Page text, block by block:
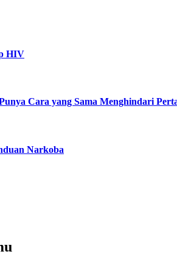
HIV
Cara yang Sama Menghindari
Narkoba